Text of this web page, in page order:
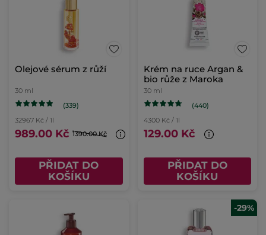
Olejové sérum z růží
30 ml
(339)
32967 Kč / 1l
989.00 Kč 1390.00 Kč
PŘIDAT DO
KOŠÍKU
Krém na ruce Argan &
bio růže z Maroka
30 ml
(440)
4300 Kč / 1l
129.00 Kč
PŘIDAT DO
KOŠÍKU
-29%